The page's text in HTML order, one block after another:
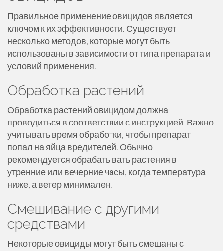
Правильное применение овицидов является
ключом к их эффективности. Существует
несколько методов, которые могут быть
использованы в зависимости от типа препарата и
условий применения.
Обработка растений
Обработка растений овицидом должна
проводиться в соответствии с инструкцией. Важно
учитывать время обработки, чтобы препарат
попал на яйца вредителей. Обычно
рекомендуется обрабатывать растения в
утренние или вечерние часы, когда температура
ниже, а ветер минимален.
Смешивание с другими
средствами
Некоторые овициды могут быть смешаны с